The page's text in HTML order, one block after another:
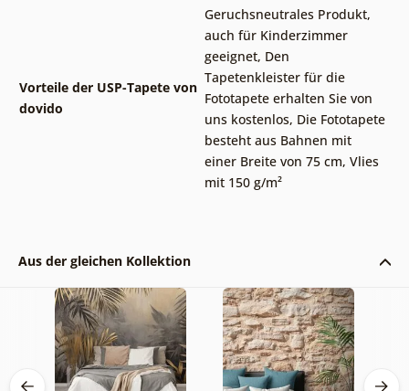
Vorteile der USP-Tapete von
dovido
Geruchsneutrales Produkt,
auch für Kinderzimmer
geeignet, Den
Tapetenkleister für die
Fototapete erhalten Sie von
uns kostenlos, Die Fototapete
besteht aus Bahnen mit
einer Breite von 75 cm, Vlies
mit 150 g/m²
Aus der gleichen Kollektion